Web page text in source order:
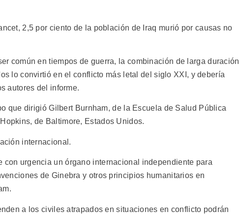
2,5 por ciento de la población de Iraq murió por causas no
común en tiempos de guerra, la combinación de larga duración
lo convirtió en el conflicto más letal del siglo XXI, y debería
autores del informe.
que dirigió Gilbert Burnham, de la Escuela de Salud Pública
de Baltimore, Estados Unidos.
internacional.
con urgencia un órgano internacional independiente para
de Ginebra y otros principios humanitarios en
a los civiles atrapados en situaciones en conflicto podrán